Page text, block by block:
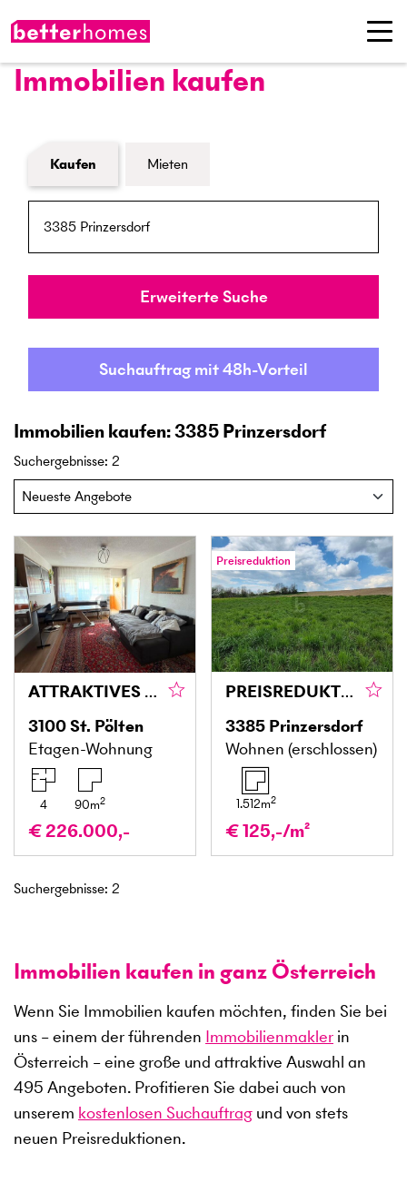
Immobilien kaufen
Formular Immobiliensuche
Kaufen Mieten
PLZ / Ort
Umkreis
Erweiterte Suche
Suchauftrag mit 48h-Vorteil
Immobilien kaufen: 3385 Prinzersdorf
Suchergebnisse: 2
ATTRAKTIVES WOHNEN IN ZENTRALER LAGE
3100St. Pölten
Etagen-Wohnung
4 90m2
€ 226.000,-
Preisreduktion
PREISREDUKTION! GROSSZÜGIGES GRUNDSTÜCK UNWEIT VON ST. PÖLTEN OHNE BAUZWANG
3385 Prinzersdorf
Wohnen (erschlossen)
1.512m2
€ 125,-/m²
Suchergebnisse: 2
Immobilien kaufen in ganz Österreich
Wenn Sie Immobilien kaufen möchten, finden Sie bei
uns – einem der führenden Immobilienmakler in
Österreich – eine große und attraktive Auswahl an
495 Angeboten. Profitieren Sie dabei auch von
unserem kostenlosen Suchauftrag und von stets
neuen Preisreduktionen.